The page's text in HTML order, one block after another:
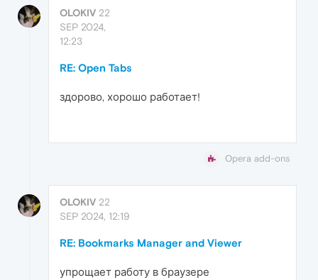
OLOKIV 22
SEP 2024,
12:23
RE: Open Tabs
здорово, хорошо работает!
Opera add-ons
OLOKIV 22
SEP 2024, 12:19
RE: Bookmarks Manager and Viewer
упрощает работу в браузере